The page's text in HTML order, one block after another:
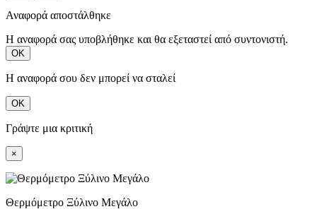
Αναφορά αποστάλθηκε
Η αναφορά σας υποβλήθηκε και θα εξεταστεί από συντονιστή.
ΟΚ
Η αναφορά σου δεν μπορεί να σταλεί
ΟΚ
Γράψτε μια κριτική
×
Θερμόμετρο Ξύλινο Μεγάλο